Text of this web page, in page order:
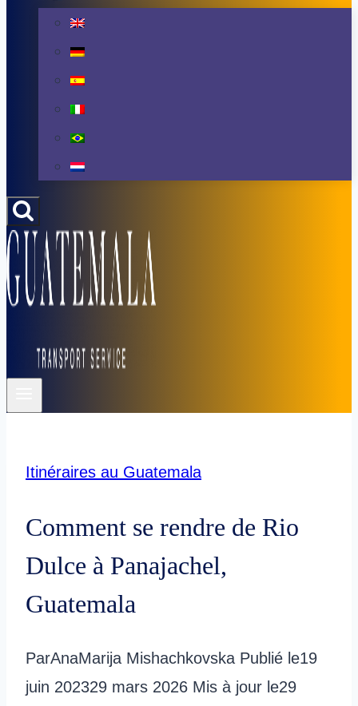
Itinéraires au Guatemala
Comment se rendre de Rio
Dulce à Panajachel,
Guatemala
ParAnaMarija Mishachkovska Publié le19
juin 202329 mars 2026 Mis à jour le29